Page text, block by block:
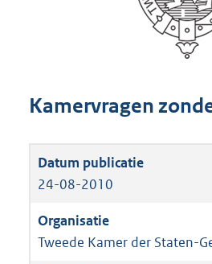
Kamervragen
24-08-2010
Tweede Kamer der Staten-